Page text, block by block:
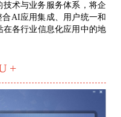
术与业务服务体系，将企
AI应用集成、用户统一和
在各行业信息化应用中的地
+